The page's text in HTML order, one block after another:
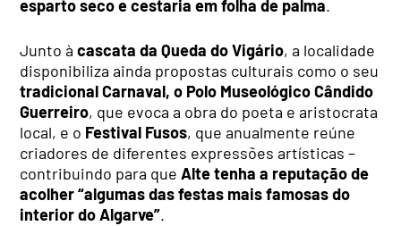
esparto seco e cestaria em folha de palma.
Junto àcascata da Queda do Vigário, a localidade
disponibiliza ainda propostas culturais como o seu
tradicional Carnaval, o Polo Museológico Cândido
Guerreiro, que evoca a obra do poeta e aristocrata
local, e o Festival Fusos, que anualmente reúne
criadores de diferentes expressões artísticas –
contribuindo para queAlte tenha a reputação de
acolher “algumas das festas mais famosas do
interior do Algarve”.